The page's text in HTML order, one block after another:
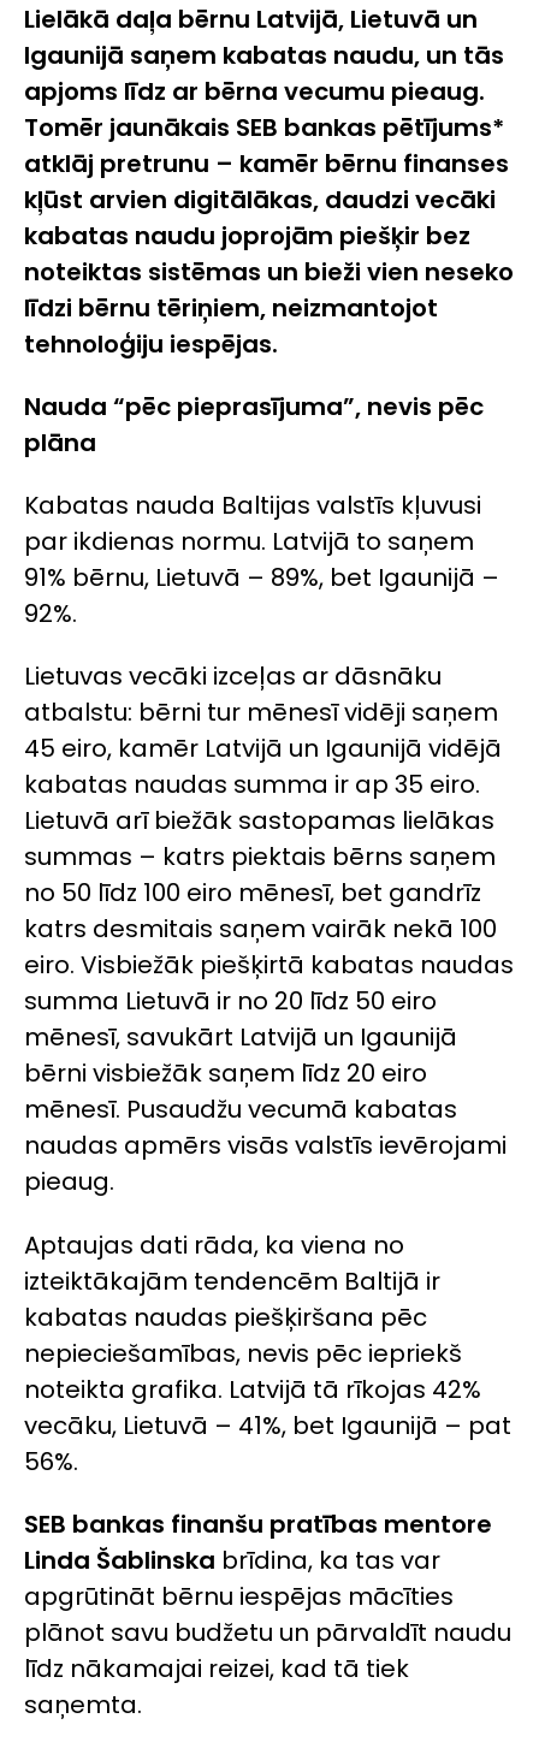
Lielākā daļa bērnu Latvijā, Lietuvā un
Igaunijā saņem kabatas naudu, un tās
apjoms līdz ar bērna vecumu pieaug.
Tomēr jaunākais SEB bankas pētījums*
atklāj pretrunu – kamēr bērnu finanses
kļūst arvien digitālākas, daudzi vecāki
kabatas naudu joprojām piešķir bez
noteiktas sistēmas un bieži vien neseko
līdzi bērnu tēriņiem, neizmantojot
tehnoloģiju iespējas.
Nauda “pēc pieprasījuma”, nevis pēc
plāna
Kabatas nauda Baltijas valstīs kļuvusi
par ikdienas normu. Latvijā to saņem
91% bērnu, Lietuvā – 89%, bet Igaunijā –
92%.
Lietuvas vecāki izceļas ar dāsnāku
atbalstu: bērni tur mēnesī vidēji saņem
45 eiro, kamēr Latvijā un Igaunijā vidējā
kabatas naudas summa ir ap 35 eiro.
Lietuvā arī biežāk sastopamas lielākas
summas – katrs piektais bērns saņem
no 50 līdz 100 eiro mēnesī, bet gandrīz
katrs desmitais saņem vairāk nekā 100
eiro. Visbiežāk piešķirtā kabatas naudas
summa Lietuvā ir no 20 līdz 50 eiro
mēnesī, savukārt Latvijā un Igaunijā
bērni visbiežāk saņem līdz 20 eiro
mēnesī. Pusaudžu vecumā kabatas
naudas apmērs visās valstīs ievērojami
pieaug.
Aptaujas dati rāda, ka viena no
izteiktākajām tendencēm Baltijā ir
kabatas naudas piešķiršana pēc
nepieciešamības, nevis pēc iepriekš
noteikta grafika. Latvijā tā rīkojas 42%
vecāku, Lietuvā – 41%, bet Igaunijā – pat
56%.
SEB bankas finanšu pratības mentore
Linda Šablinska brīdina, ka tas var
apgrūtināt bērnu iespējas mācīties
plānot savu budžetu un pārvaldīt naudu
līdz nākamajai reizei, kad tā tiek
saņemta.